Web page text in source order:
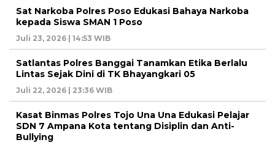
Sat Narkoba Polres Poso Edukasi Bahaya Narkoba
kepada Siswa SMAN 1 Poso
Juli 23, 2026 | 14:53 WIB
Satlantas Polres Banggai Tanamkan Etika Berlalu
Lintas Sejak Dini di TK Bhayangkari 05
Juli 22, 2026 | 23:36 WIB
Kasat Binmas Polres Tojo Una Una Edukasi Pelajar
SDN 7 Ampana Kota tentang Disiplin dan Anti-
Bullying